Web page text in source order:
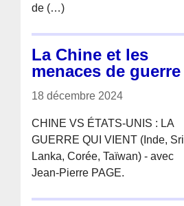
de (…)
La Chine et les
menaces de guerre
18 décembre 2024
CHINE VS ÉTATS-UNIS : LA
GUERRE QUI VIENT (Inde, Sri
Lanka, Corée, Taïwan) - avec
Jean-Pierre PAGE.